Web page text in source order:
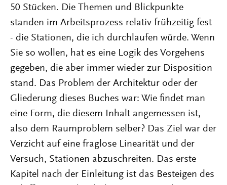
50 Stücken. Die Themen und Blickpunkte
standen im Arbeitsprozess relativ frühzeitig fest
- die Stationen, die ich durchlaufen würde. Wenn
Sie so wollen, hat es eine Logik des Vorgehens
gegeben, die aber immer wieder zur Disposition
stand. Das Problem der Architektur oder der
Gliederung dieses Buches war: Wie findet man
eine Form, die diesem Inhalt angemessen ist,
also dem Raumproblem selber? Das Ziel war der
Verzicht auf eine fraglose Linearität und der
Versuch, Stationen abzuschreiten. Das erste
Kapitel nach der Einleitung ist das Besteigen des